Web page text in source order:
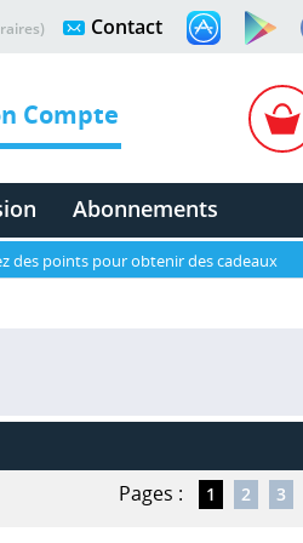
Contact
Compte
Abonnements
des points pour obtenir des cadeaux
Pages : 1 2 3